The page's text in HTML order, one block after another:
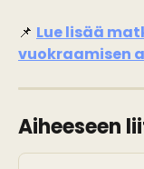
📌 Lue lisää
vuokraamisen
Aiheeseen